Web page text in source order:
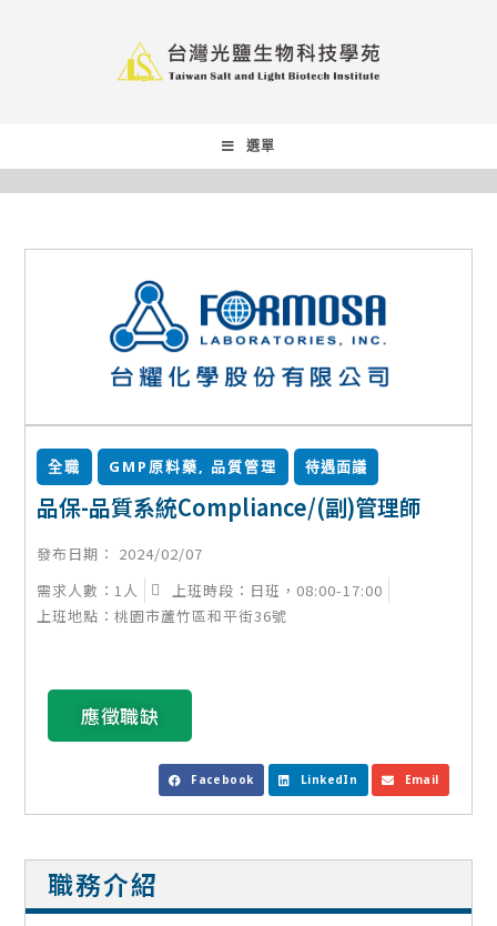
選單
全職 GMP原料藥, 品質管理 待遇面議
品保-品質系統Compliance/(副)管理師
發布日期： 2024/02/07
需求人數：1人
上班時段：日班，08:00-17:00
上班地點：桃園市蘆竹區和平街36號
應徵職缺
Facebook LinkedIn Email
職務介紹